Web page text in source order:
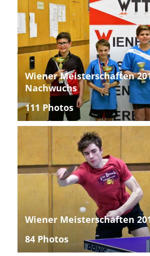
Wiener Meisterschaften
Nachwuchs
111 Photos
Wiener Meisterschaften
84 Photos